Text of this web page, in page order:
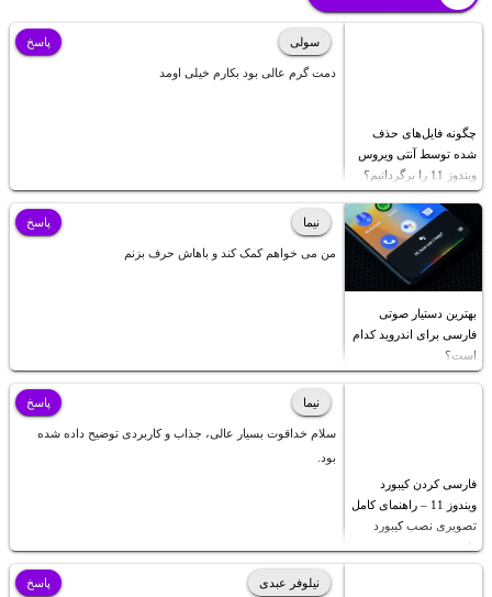
چگونه فایل‌های حذف
شده توسط آنتی ویروس
ویندوز 11 را برگردانیم؟
سولی
دمت گرم عالی بود بکارم خیلی اومد
پاسخ
بهترین دستیار صوتی
فارسی برای اندروید کدام
است؟
نیما
من می خواهم کمک کند و باهاش حرف بزنم
پاسخ
فارسی کردن کیبورد
ویندوز 11 – راهنمای کامل
تصویری نصب کیبورد
فارسی
نیما
سلام خداقوت بسیار عالی، جذاب و کاربردی توضیح داده شده
بود.
پاسخ
نیلوفر عبدی پاسخ